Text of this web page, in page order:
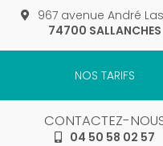
967 avenue André
74700 SALLANCHES
NOS TARIFS
CONTACTEZ-
04 50 58 02 57